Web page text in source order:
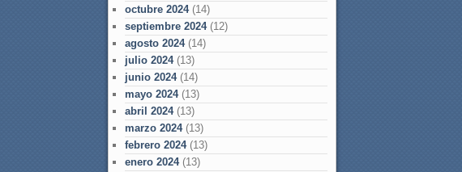
octubre 2024(14)
septiembre 2024(12)
agosto 2024(14)
julio 2024(13)
junio 2024(14)
mayo 2024(13)
abril 2024(13)
marzo 2024(13)
febrero 2024(13)
enero 2024(13)